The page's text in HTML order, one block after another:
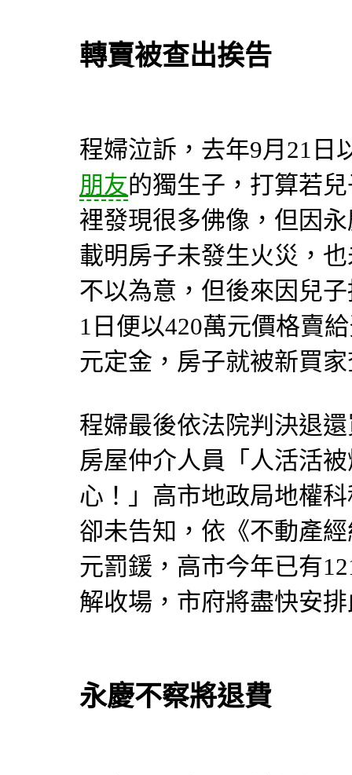
轉賣被查出挨告
程婦泣訴，去年9月21日
朋友的獨生子，打算若
裡發現很多佛像，但因
載明房子未發生火災，
不以為意，但後來因兒
1日便以420萬元價格賣
元定金，房子就被新買
程婦最後依法院判決退
房屋仲介人員「人活活
心！」高市地政局地權
卻未告知，依《不動產
元罰鍰，高市今年已有
解收場，市府將盡快安
永慶不察將退費